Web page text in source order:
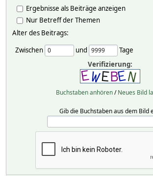
Ergebnisse als Beiträge anzeigen
Nur Betreff der Themen
Alter des Beitrags:
Zwischen
und
Tage
Verifizierung:
Buchstaben anhören/Neues Bild
Gib die Buchstaben aus dem Bild